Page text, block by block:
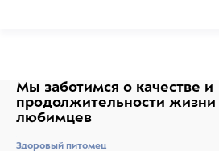
ароматизатор
Мы заботимся о качестве и
продолжительности жизни
любимцев
Здоровый питомец